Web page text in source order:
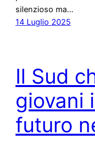
silenzioso ma…
14 Luglio 2025
Il Sud
giovani
futuro